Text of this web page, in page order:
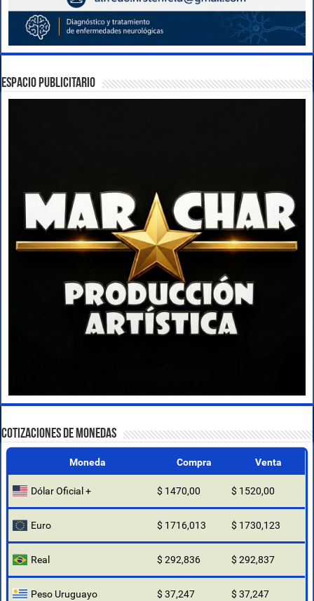
ESPACIO PUBLICITARIO
COTIZACIONES DE MONEDAS
Moneda Compra Venta
Dólar Oficial + $ 1470,00 $ 1520,00
Euro $ 1716,013 $ 1730,123
Real $ 292,836 $ 292,837
Peso Uruguayo $ 37,247 $ 37,247